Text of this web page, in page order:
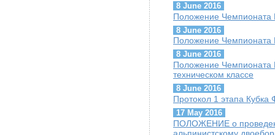
8 June 2016
Положение Чемпионата
8 June 2016
Положение Чемпионата
8 June 2016
Положение Чемпионата
техническом классе
8 June 2016
Протокол 1 этапа
17 May 2016
ПОЛОЖЕНИЕ о
альпинистскому